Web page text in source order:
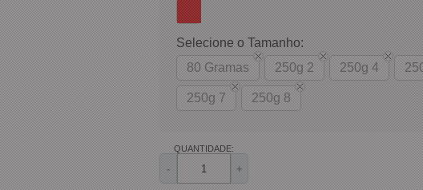
Selecione o Tamanho:
80 Gramas
250g 2 250g 4
250g 7 250g 8
QUANTIDADE:
- +